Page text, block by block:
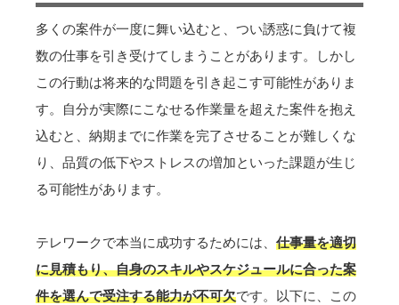
多くの案件が一度に舞い込むと、つい誘惑に負けて複
数の仕事を引き受けてしまうことがあります。しかし
この行動は将来的な問題を引き起こす可能性がありま
す。自分が実際にこなせる作業量を超えた案件を抱え
込むと、納期までに作業を完了させることが難しくな
り、品質の低下やストレスの増加といった課題が生じ
る可能性があります。
テレワークで本当に成功するためには、 仕事量を適切
に見積もり、自身のスキルやスケジュールに合った案
件を選んで受注する能力が不可欠です。以下に、この